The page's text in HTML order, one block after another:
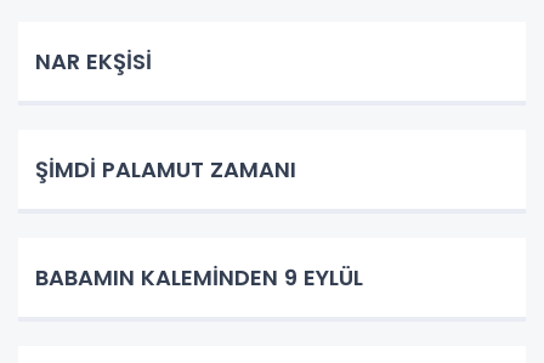
NAR EKŞİSİ
ŞİMDİ PALAMUT ZAMANI
BABAMIN KALEMİNDEN 9 EYLÜL